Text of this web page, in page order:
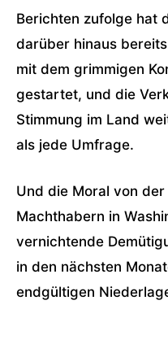
Berichten zufolge hat
darüber hinaus
mit dem grimmigen
gestartet, und die
Stimmung im Land
als jede Umfrage.
Und die Moral von der
Machthabern in
vernichtende
in den nächsten
endgültigen